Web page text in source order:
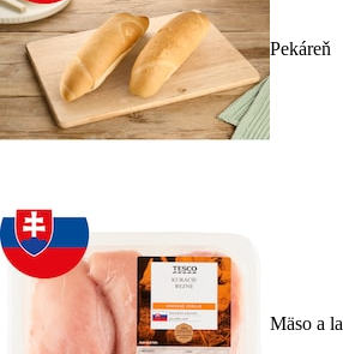
Pekáreň
Mäso a